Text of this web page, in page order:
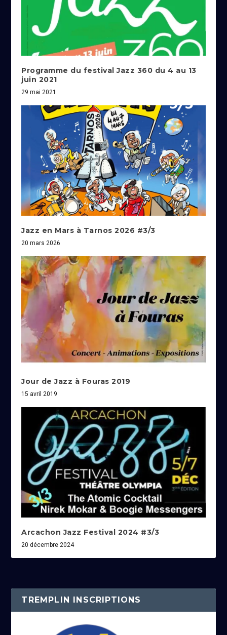
Programme du festival Jazz 360 du 4 au 13
juin 2021
29 mai 2021
Jazz en Mars à Tarnos 2026 #3/3
20 mars 2026
Jour de Jazz à Fouras 2019
15 avril 2019
Arcachon Jazz Festival 2024 #3/3
20 décembre 2024
TREMPLIN INSCRIPTIONS